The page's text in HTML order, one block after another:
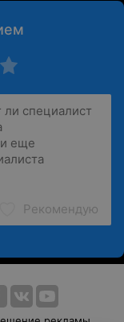
Рекомендую